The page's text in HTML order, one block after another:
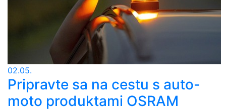
02.05.
Pripravte sa na cestu s auto-
moto produktami OSRAM